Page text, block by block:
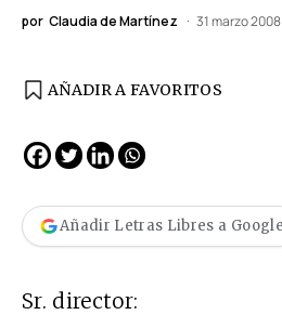
por Claudia de Martínez 31 marzo 2008
AÑADIR A FAVORITOS
Añadir Letras Libres a Google
Sr. director: